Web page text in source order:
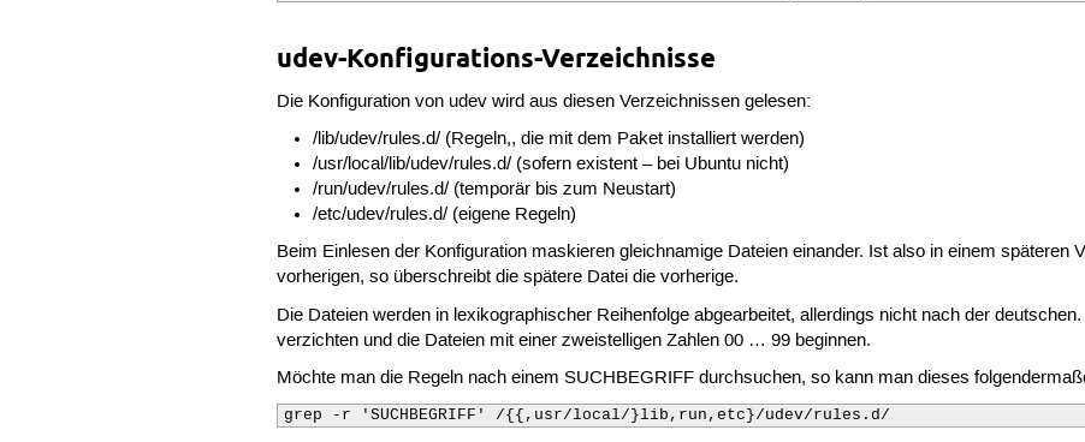
udev-Konfigurations-Verzeichnisse
Die Konfiguration von udev wird aus diesen Verzeichnissen gelesen:
/lib/udev/rules.d/ (Regeln,, die mit dem Paket installiert werden)
/usr/local/lib/udev/rules.d/ (sofern existent – bei Ubuntu nicht)
/run/udev/rules.d/ (temporär bis zum Neustart)
/etc/udev/rules.d/ (eigene Regeln)
Beim Einlesen der Konfiguration maskieren gleichnamige Dateien einander. Ist also in einem
vorherigen, so überschreibt die spätere Datei die vorherige.
Die Dateien werden in lexikographischer Reihenfolge abgearbeitet, allerdings nicht nach der
verzichten und die Dateien mit einer zweistelligen Zahlen 00 … 99 beginnen.
Möchte man die Regeln nach einem SUCHBEGRIFF durchsuchen, so kann man dieses
grep -r 'SUCHBEGRIFF' /{{,usr/local/}lib,run,etc}/udev/rules.d/